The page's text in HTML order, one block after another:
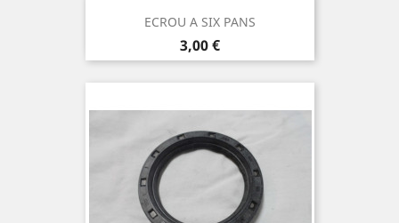
ECROU A SIX PANS
Prix
3,00 €